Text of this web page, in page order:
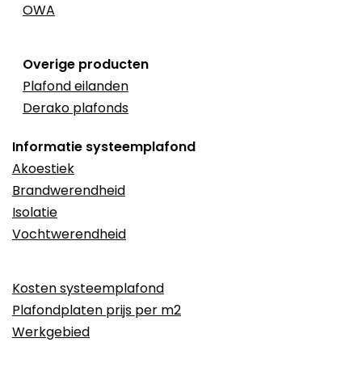
OWA
Overige producten
Plafond eilanden
Derako plafonds
Informatie systeemplafond
Akoestiek
Brandwerendheid
Isolatie
Vochtwerendheid
Kosten systeemplafond
Plafondplaten prijs per m2
Werkgebied